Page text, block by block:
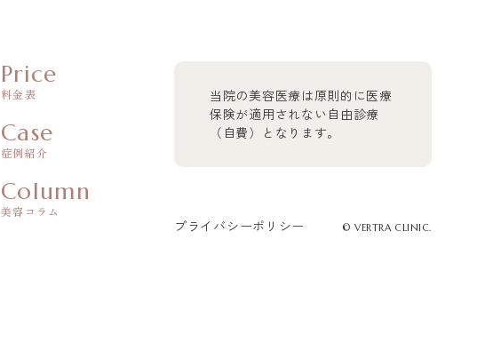
Price
料金表
Case
症例紹介
Column
美容コラム
当院の美容医療は原則的に医療
保険が適用されない自由診療
（自費）となります。
プライバシーポリシー © VERTRA CLINIC.